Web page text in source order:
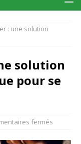
: une solution
solution
pour se
fermés